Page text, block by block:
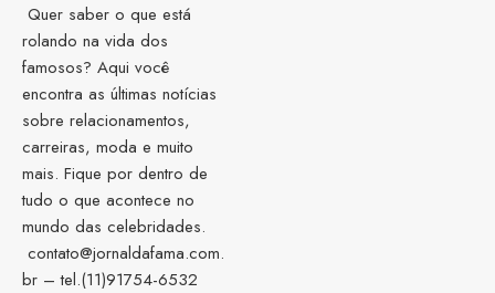
Quer saber o que está
rolando na vida dos
famosos? Aqui você
encontra as últimas notícias
sobre relacionamentos,
carreiras, moda e muito
mais. Fique por dentro de
tudo o que acontece no
mundo das celebridades.
contato@jornaldafama.com.
br – tel.(11)91754-6532